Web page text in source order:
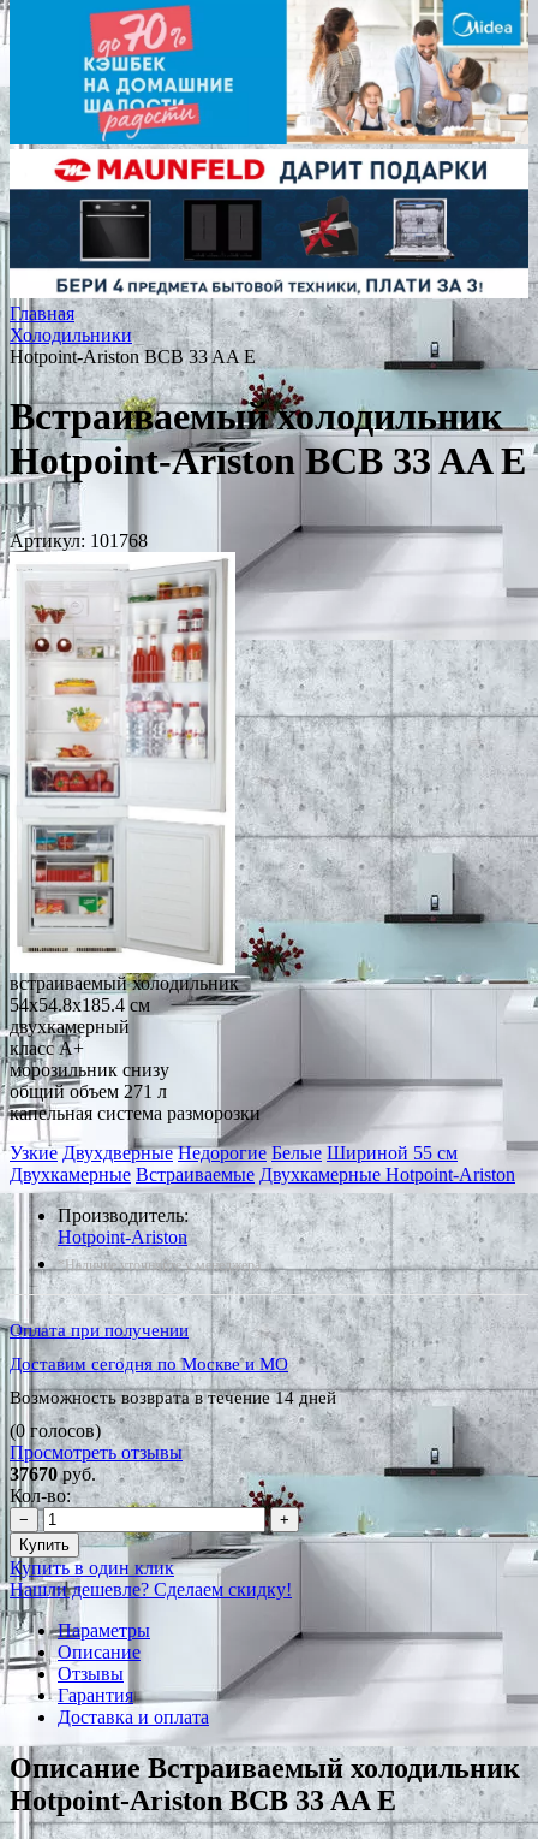
Главная
Холодильники
Hotpoint-Ariston BCB 33 AA E
Встраиваемый холодильник
Hotpoint-Ariston BCB 33 AA E
Артикул: 101768
встраиваемый холодильник
54x54.8x185.4 см
двухкамерный
класс A+
морозильник снизу
общий объем 271 л
капельная система разморозки
Узкие Двухдверные Недорогие Белые Шириной 55 см
Двухкамерные Встраиваемые Двухкамерные Hotpoint-Ariston
Производитель:
Hotpoint-Ariston
*Наличие уточняйте у менеджера
Оплата при получении
Доставим сегодня по Москве и МО
Возможность возврата в течение 14 дней
(0 голосов)
Просмотреть отзывы
37670руб.
Кол-во:
−
+
Купить
Купить в один клик
Нашли дешевле? Сделаем скидку!
Параметры
Описание
Отзывы
Гарантия
Доставка и оплата
Описание Встраиваемый холодильник
Hotpoint-Ariston BCB 33 AA E